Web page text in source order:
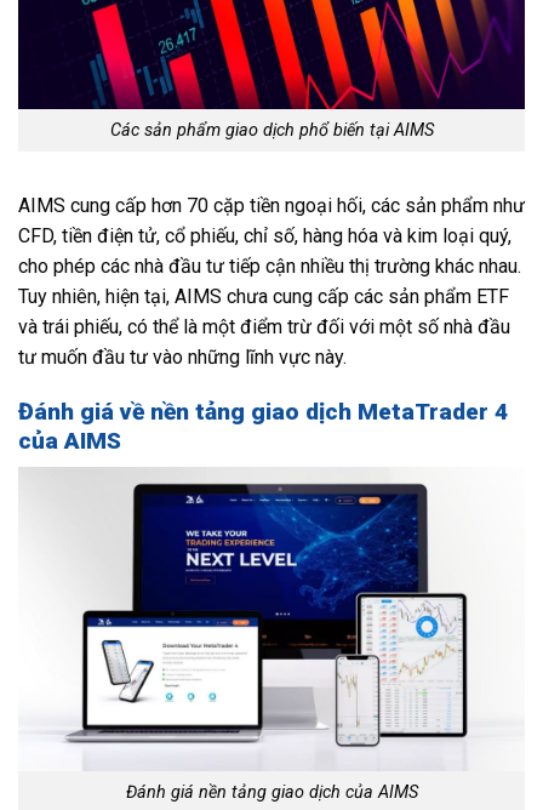
Các sản phẩm giao dịch phổ biến tại AIMS
AIMS cung cấp hơn 70 cặp tiền ngoại hối, các sản phẩm như
CFD, tiền điện tử, cổ phiếu, chỉ số, hàng hóa và kim loại quý,
cho phép các nhà đầu tư tiếp cận nhiều thị trường khác nhau.
Tuy nhiên, hiện tại, AIMS chưa cung cấp các sản phẩm ETF
và trái phiếu, có thể là một điểm trừ đối với một số nhà đầu
tư muốn đầu tư vào những lĩnh vực này.
Đánh giá về nền tảng giao dịch MetaTrader 4
của AIMS
Đánh giá nền tảng giao dịch của AIMS